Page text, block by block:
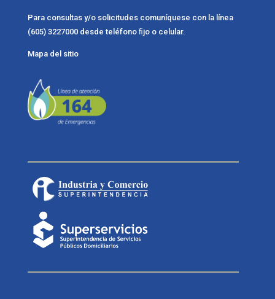
Para consultas y/o solicitudes comuníquese con la línea
(605) 3227000 desde teléfono ﬁjo o celular.
Mapa del sitio